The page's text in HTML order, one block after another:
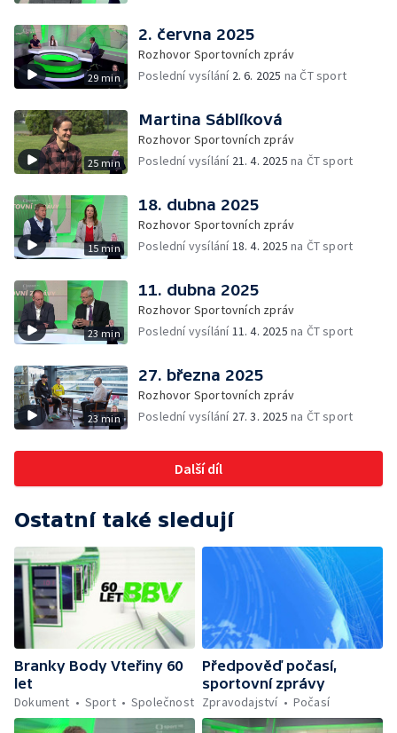
29 min
2. června 2025
Rozhovor Sportovních zpráv
Poslední vysílání 2. 6. 2025 na ČT sport
25 min
Martina Sáblíková
Rozhovor Sportovních zpráv
Poslední vysílání 21. 4. 2025 na ČT sport
15 min
18. dubna 2025
Rozhovor Sportovních zpráv
Poslední vysílání18. 4. 2025 na ČT sport
23 min
11. dubna 2025
Rozhovor Sportovních zpráv
Poslední vysílání11. 4. 2025 na ČT sport
23 min
27. března 2025
Rozhovor Sportovních zpráv
Poslední vysílání 27. 3. 2025 na ČT sport
Další díl
Ostatní také sledují
Branky Body Vteřiny 60
let
Dokument
Sport Společnost
Předpověď počasí,
sportovní zprávy
Zpravodajství
Počasí